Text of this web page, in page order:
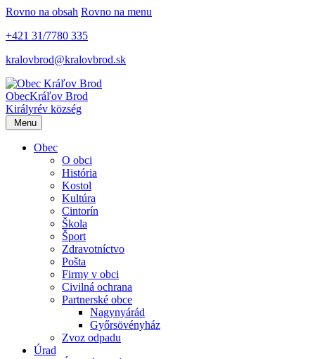
Rovno na obsah Rovno na menu
+421 31/7780 335
kralovbrod@kralovbrod.sk
ObecKráľov Brod
Királyrév község
Menu
Obec
O obci
História
Kostol
Kultúra
Cintorín
Škola
Šport
Zdravotníctvo
Pošta
Firmy v obci
Civilná ochrana
Partnerské obce
Nagynyárád
Győrsövényház
Zvoz odpadu
Úrad